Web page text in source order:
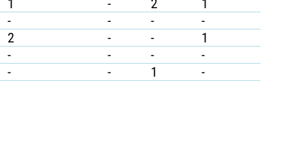
1 - 2
1
- - -
-
2 - -
1
- - -
-
- - 1 -